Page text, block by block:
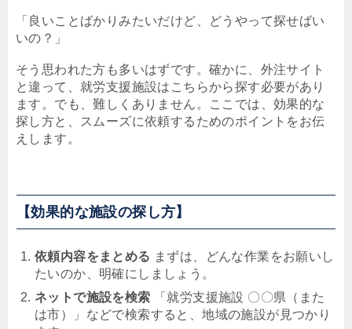
「良いことばかりみたいだけど、どうやって探せばい
いの？」
そう思われた方も多いはずです。確かに、外注サイト
と違って、就労支援施設はこちらから探す必要があり
ます。でも、難しくありません。ここでは、効果的な
探し方と、スムーズに依頼するためのポイントをお伝
えします。
【効果的な施設の探し方】
依頼内容をまとめる まずは、どんな作業をお願いし
たいのか、明確にしましょう。
ネットで施設を検索 「就労支援施設 〇〇県（また
は市）」などで検索すると、地域の施設が見つかり